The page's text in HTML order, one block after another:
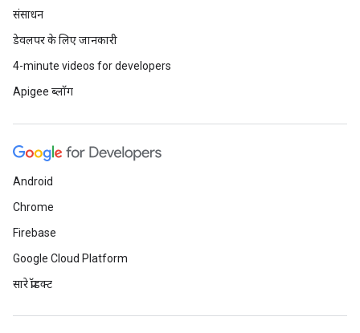
संसाधन
डेवलपर के लिए जानकारी
4-minute videos for developers
Apigee ब्लॉग
Android
Chrome
Firebase
Google Cloud Platform
सारे प्रॉडक्ट